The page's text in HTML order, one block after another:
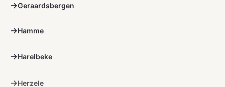
Geraardsbergen
Hamme
Harelbeke
Herzele